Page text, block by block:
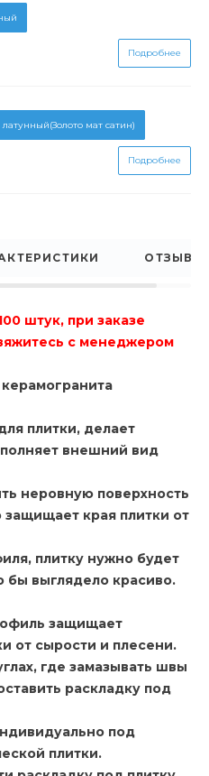
Подробнее
мат сатин)
Подробнее
ОТЗЫВЫ
штук, при заказе
с менеджером
плитки, делает
внешний вид
неровную поверхность
края плитки от
плитку нужно будет
бы выглядело красиво.
защищает
от сырости и плесени.
где замазывать швы
раскладку под
под
плитки.